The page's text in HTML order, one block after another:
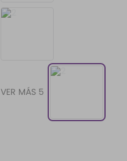
VER MÁS 5